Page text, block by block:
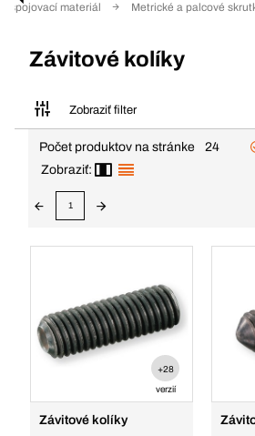
spojovací materiál Metrické a palcové
Závitové kolíky
Zobraziť filter
Počet produktov na stránke
24
Zobraziť:
1
+28
verzií
Závitové kolíky